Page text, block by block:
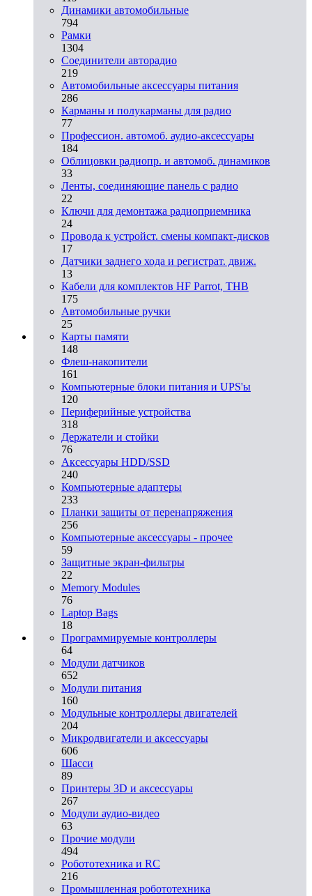
Динамики автомобильные
794
Рамки
1304
Соединители авторадио
219
Автомобильные аксессуары питания
286
Карманы и полукарманы для радио
77
Профессион. автомоб. аудио-аксессуары
184
Облицовки радиопр. и автомоб. динамиков
33
Ленты, соединяющие панель с радио
22
Ключи для демонтажа радиоприемника
24
Провода к устройст. смены компакт-дисков
17
Датчики заднего хода и регистрат. движ.
13
Кабели для комплектов HF Parrot, THB
175
Автомобильные ручки
25
Карты памяти
148
Флеш-накопители
161
Компьютерные блоки питания и UPS'ы
120
Периферийные устройства
318
Держатели и стойки
76
Аксессуары HDD/SSD
240
Компьютерные адаптеры
233
Планки защиты от перенапряжения
256
Компьютерные аксессуары - прочее
59
Защитные экран-фильтры
22
Memory Modules
76
Laptop Bags
18
Программируемые контроллеры
64
Модули датчиков
652
Модули питания
160
Модульные контроллеры двигателей
204
Микродвигатели и аксессуары
606
Шасси
89
Принтеры 3D и аксессуары
267
Модули аудио-видео
63
Прочие модули
494
Робототехника и RC
216
Промышленная робототехника